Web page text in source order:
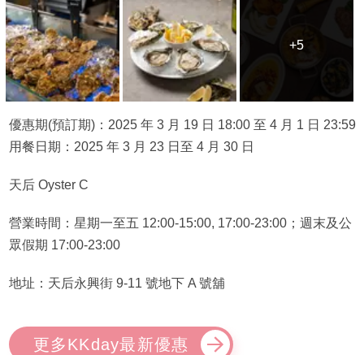
+5
+5
優惠期(預訂期)：2025 年 3 月 19 日 18:00 至 4 月 1 日 23:59
用餐日期：2025 年 3 月 23 日至 4 月 30 日
天后 Oyster C
營業時間：星期一至五 12:00-15:00, 17:00-23:00；週末及公
眾假期 17:00-23:00
地址：天后永興街 9-11 號地下 A 號舖
更多KKday最新優惠